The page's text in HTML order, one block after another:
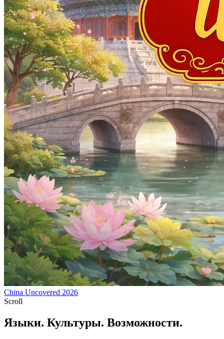
China Uncovered 2026
Scroll
Языки. Культуры. Возможности.